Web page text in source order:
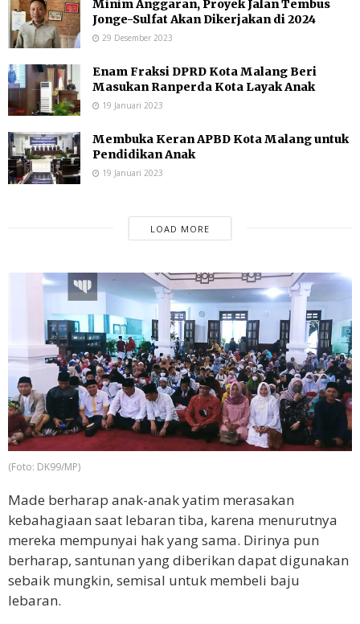
Minim Anggaran, Proyek Jalan Tembus
Jonge-Sulfat Akan Dikerjakan di 2024
29 Desember 2023
Enam Fraksi DPRD Kota Malang Beri
Masukan Ranperda Kota Layak Anak
19 Januari 2023
Membuka Keran APBD Kota Malang untuk
Pendidikan Anak
19 Januari 2023
LOAD MORE
(Foto: DK99/MP)
Made berharap anak-anak yatim merasakan
kebahagiaan saat lebaran tiba, karena menurutnya
mereka mempunyai hak yang sama. Dirinya pun
berharap, santunan yang diberikan dapat digunakan
sebaik mungkin, semisal untuk membeli baju
lebaran.